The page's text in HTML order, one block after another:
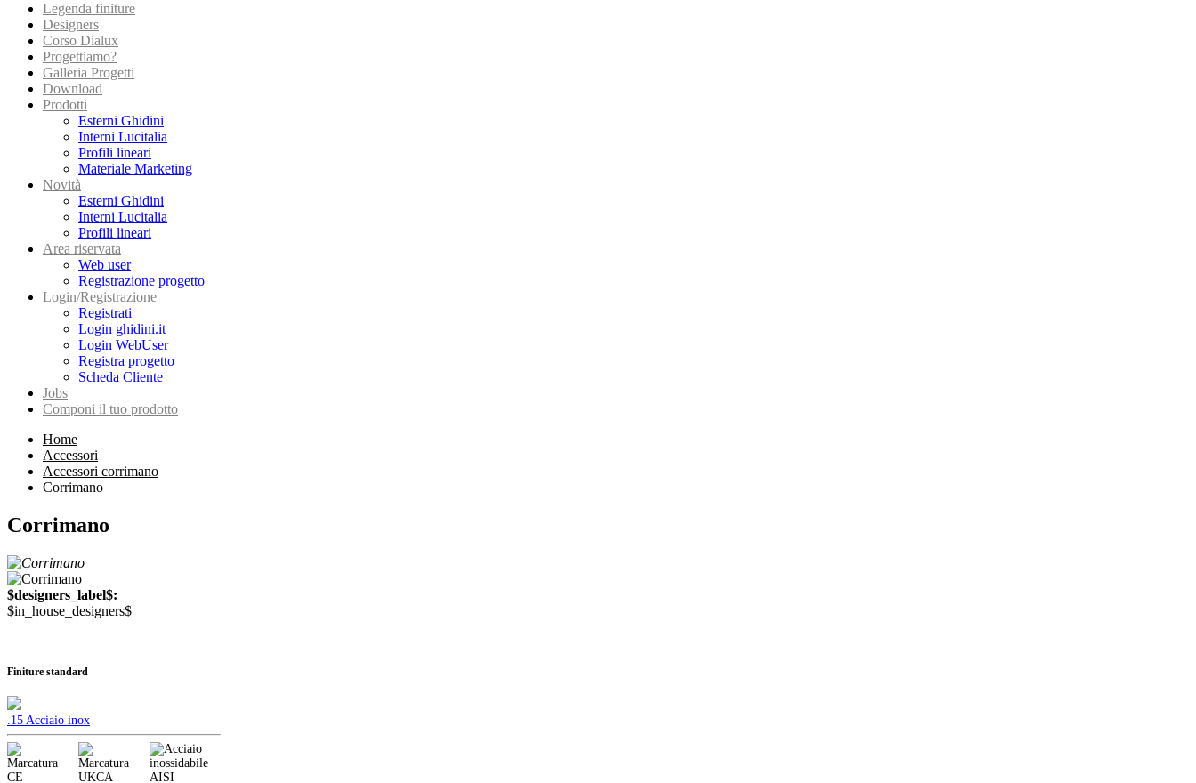
Legenda finiture
Designers
Corso Dialux
Progettiamo?
Galleria Progetti
Download
Prodotti
Esterni Ghidini
Interni Lucitalia
Profili lineari
Materiale Marketing
Novità
Esterni Ghidini
Interni Lucitalia
Profili lineari
Area riservata
Web user
Registrazione progetto
Login/Registrazione
Registrati
Login ghidini.it
Login WebUser
Registra progetto
Scheda Cliente
Jobs
Componi il tuo prodotto
Home
Accessori
Accessori corrimano
Corrimano
Corrimano
$designers_label$:
$in_house_designers$
Finiture standard
.15 Acciaio inox